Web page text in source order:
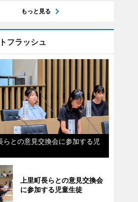
もっと見る
フラッシュ
らとの意見交換会に参加する児
上里町長らとの意見交換会
に参加する児童生徒